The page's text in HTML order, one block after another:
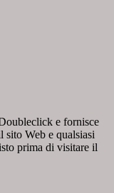
e fornisce
Web e qualsiasi
prima di visitare il